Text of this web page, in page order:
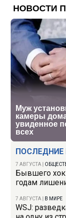
ПОСЛЕДНИЕ
7 АВГУСТА
Бывшего
годам
7 АВГУСТА В МИРЕ
WSJ: